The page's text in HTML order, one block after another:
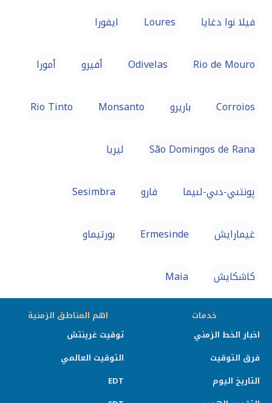
فيلا نوا دغايا Loures ايفورا
Rio de Mouro
Odivelas أفيرو أمورا
Corroios باريرو Monsanto
Rio Tinto
São Domingos de Rana ليريا
پونتىي-دىي-لىيما فارو Sesimbra
غيمارايش Ermesinde بورتيماو
كاشكايش Maia
خدمات
اخبار الخط الزمني
فرق التوقيت
التاريخ اليوم
اهم المناطق الزمنية
توقيت غرينتش
التوقيت العالمي
EDT